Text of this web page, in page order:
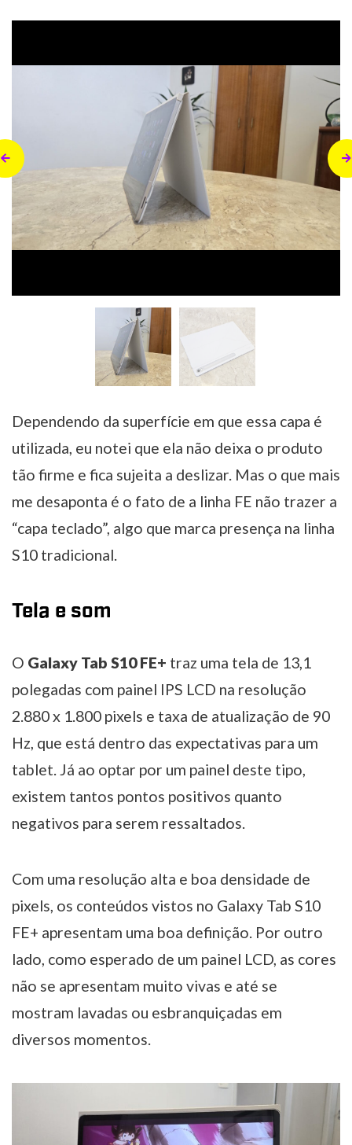
Dependendo da superfície em que essa capa é
utilizada, eu notei que ela não deixa o produto
tão firme e fica sujeita a deslizar. Mas o que mais
me desaponta é o fato de a linha FE não trazer a
“capa teclado”, algo que marca presença na linha
S10 tradicional.
Tela e som
O Galaxy Tab S10 FE+ traz uma tela de 13,1
polegadas com painel IPS LCD na resolução
2.880 x 1.800 pixels e taxa de atualização de 90
Hz, que está dentro das expectativas para um
tablet. Já ao optar por um painel deste tipo,
existem tantos pontos positivos quanto
negativos para serem ressaltados.
Com uma resolução alta e boa densidade de
pixels, os conteúdos vistos no Galaxy Tab S10
FE+ apresentam uma boa definição. Por outro
lado, como esperado de um painel LCD, as cores
não se apresentam muito vivas e até se
mostram lavadas ou esbranquiçadas em
diversos momentos.